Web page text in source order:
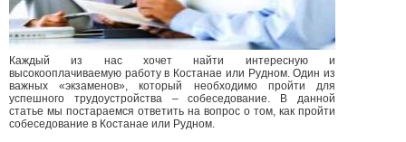
Каждый из нас хочет найти интересную и
высокооплачиваемую работу в Костанае или Рудном. Один из
важных «экзаменов», который необходимо пройти для
успешного трудоустройства – собеседование. В данной
статье мы постараемся ответить на вопрос о том, как пройти
собеседование в Костанае или Рудном.